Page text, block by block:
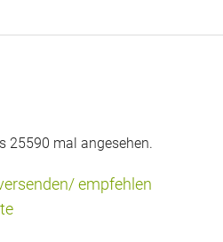
25590 mal angesehen.
empfehlen